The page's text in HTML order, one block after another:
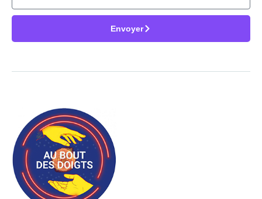
Envoyer